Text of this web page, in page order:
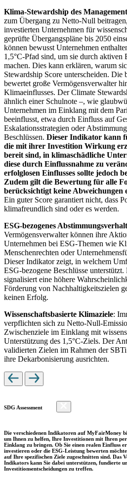
Klima-Stewardship des
zum Übergang zu Netto-Null
investierten Unternehmen für
geprüfte Übergangspläne bis 2050
können bewusst Unternehmen
1,5°C-Pfad sind, um sie durch
machen. Dies kann erklären, warum
Stewardship Score unterscheiden.
bewertet große Vermögensverwalter
Klimaeinflusses. Der Climate
ähnlich einer Schulnote –, wie
Unternehmen im Einklang mit dem
beeinflusst, etwa durch Einfluss auf
Eskalationsstrategien oder
Beschlüssen. Dieser Indikator kann
die mit ihrer Investition Wirkung
bereit sind, in klimaschädliche
diese durch Einflussnahme zu
erfolglosen Einflusses sollte jedoch
Zudem gilt die Bewertung für alle
berücksichtigt keine Abweichungen
Ein guter Score garantiert nicht, dass
klimafreundlich sind oder es werden.
ESG-bezogenes
Vermögensverwalter können ihre
Unternehmen bei ESG-Themen wie
Menschenrechten oder
Dieser Indikator zeigt, in welchem
ESG-bezogene Beschlüsse
signalisiert eine höhere
Förderung von Nachhaltigkeitszielen
keinen Erfolg.
Wissenschaftsbasierte Klimaziele:
verpflichten sich zu Netto-Null-
Zwischenziele im Einklang mit
Unterstützung des 1,5°C-Ziels. Der
validierten Zielen im Rahmen der
ihre Dekarbonisierung ausrichten.
SDG Assessment
Die verschiedenen Indikatoren auf MyFairMoney
um Ihnen zu helfen, Ihre Investitionen mit Ihren
Einklang zu bringen. Ob Sie einen realen Einfluss
investieren oder die ESG-Leistung bewerten
auf Ihre spezifischen Ziele zugeschnitten sind. Das
Indikators kann Sie dabei unterstützen, fundierte
Investitionsentscheidungen zu treffen.